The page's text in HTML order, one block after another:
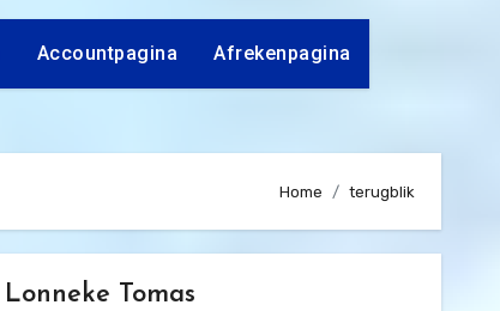
Accountpagina Afrekenpagina
Home terugblik
Lonneke Tomas